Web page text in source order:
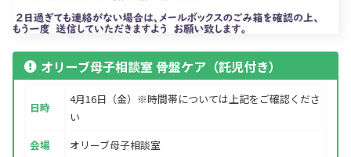
オリーブ母子相談室 骨盤ケア（託児付き）
日時
4月16日（金）※時間帯については上記をご確認くださ
い
会場
オリーブ母子相談室